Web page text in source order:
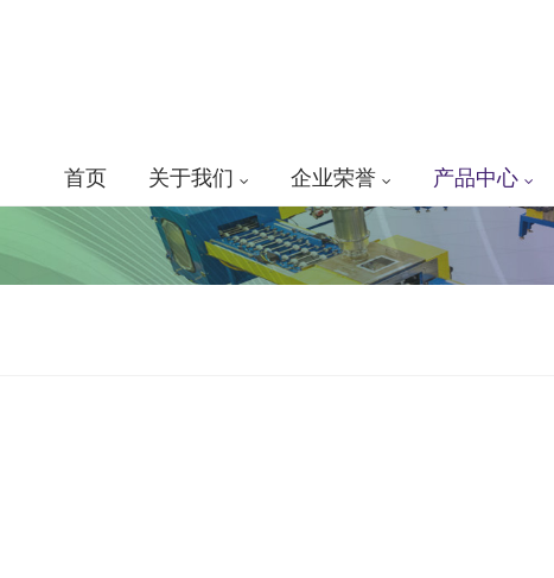
首页 关于我们 企业荣誉 产品中心